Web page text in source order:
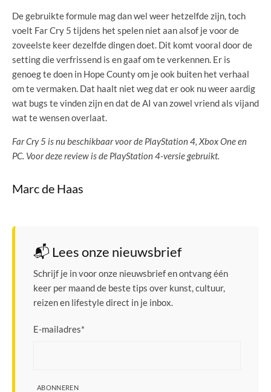
De gebruikte formule mag dan wel weer hetzelfde zijn, toch
voelt Far Cry 5 tijdens het spelen niet aan alsof je voor de
zoveelste keer dezelfde dingen doet. Dit komt vooral door de
setting die verfrissend is en gaaf om te verkennen. Er is
genoeg te doen in Hope County om je ook buiten het verhaal
om te vermaken. Dat haalt niet weg dat er ook nu weer aardig
wat bugs te vinden zijn en dat de AI van zowel vriend als vijand
wat te wensen overlaat.
Far Cry 5 is nu beschikbaar voor de PlayStation 4, Xbox One en
PC. Voor deze review is de PlayStation 4-versie gebruikt.
Marc de Haas
📬 Lees onze nieuwsbrief
Schrijf je in voor onze nieuwsbrief en ontvang één
keer per maand de beste tips over kunst, cultuur,
reizen en lifestyle direct in je inbox.
E-mailadres*
ABONNEREN